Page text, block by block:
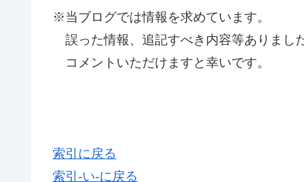
※当ブログでは情報を求めています。
誤った情報、追記すべき内容等ありまし
コメントいただけますと幸いです。
索引に戻る
索引-い-に戻る